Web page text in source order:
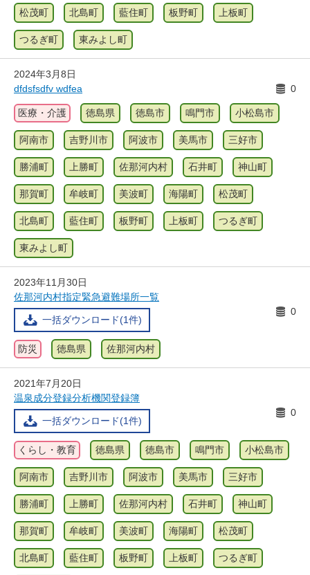
松茂町 北島町 藍住町 板野町 上板町
つるぎ町 東みよし町
2024年3月8日
dfdsfsdfv wdfea
0
医療・介護 徳島県 徳島市 鳴門市 小松島市
阿南市 吉野川市 阿波市 美馬市 三好市
勝浦町 上勝町 佐那河内村 石井町 神山町
那賀町 牟岐町 美波町 海陽町 松茂町
北島町 藍住町 板野町 上板町 つるぎ町
東みよし町
2023年11月30日
佐那河内村指定緊急避難場所一覧
一括ダウンロード(1件)
0
防災 徳島県 佐那河内村
2021年7月20日
温泉成分登録分析機関登録簿
一括ダウンロード(1件)
0
くらし・教育 徳島県 徳島市 鳴門市 小松島市
阿南市 吉野川市 阿波市 美馬市 三好市
勝浦町 上勝町 佐那河内村 石井町 神山町
那賀町 牟岐町 美波町 海陽町 松茂町
北島町 藍住町 板野町 上板町 つるぎ町